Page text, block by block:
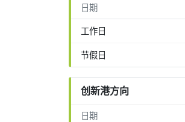
日期
工作日
节假日
创新港方向
日期